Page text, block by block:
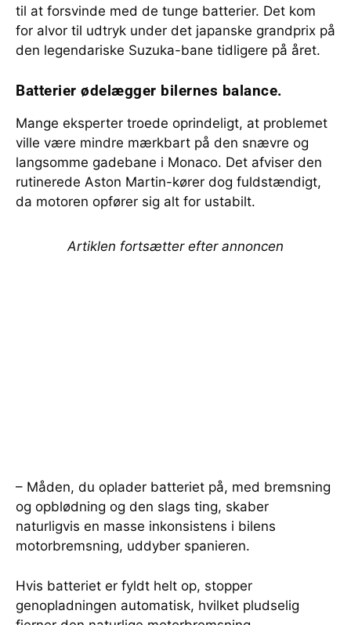
til at forsvinde med de tunge batterier. Det kom
for alvor til udtryk under det japanske grandprix på
den legendariske Suzuka-bane tidligere på året.
Batterier ødelægger bilernes balance.
Mange eksperter troede oprindeligt, at problemet
ville være mindre mærkbart på den snævre og
langsomme gadebane i Monaco. Det afviser den
rutinerede Aston Martin-kører dog fuldstændigt,
da motoren opfører sig alt for ustabilt.
Artiklen fortsætter efter annoncen
– Måden, du oplader batteriet på, med bremsning
og opblødning og den slags ting, skaber
naturligvis en masse inkonsistens i bilens
motorbremsning, uddyber spanieren.
Hvis batteriet er fyldt helt op, stopper
genopladningen automatisk, hvilket pludselig